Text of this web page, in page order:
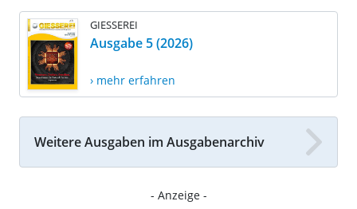
GIESSEREI
Ausgabe 5 (2026)
› mehr erfahren
Weitere Ausgaben im Ausgabenarchiv
- Anzeige -